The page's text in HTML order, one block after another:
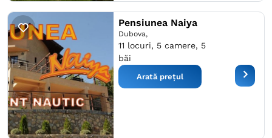
Pensiunea Naiya
Dubova,
11 locuri, 5 camere, 5
băi
Arată prețul